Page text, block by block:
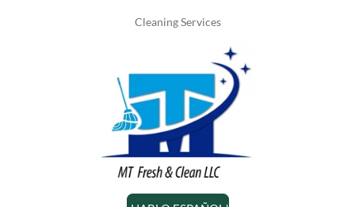
Cleaning Services